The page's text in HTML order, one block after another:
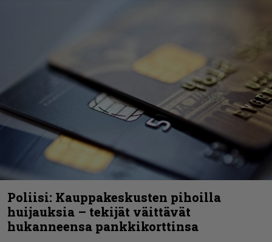
Poliisi: Kauppakeskusten pihoilla
huijauksia – tekijät väittävät
hukanneensa pankkikorttinsa